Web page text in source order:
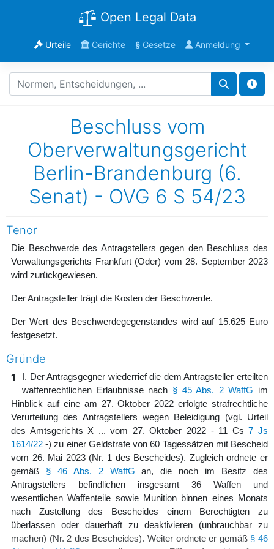
Open Legal Data
Urteile Gerichte §Gesetze Anmeldung
Beschluss vom
Oberverwaltungsgericht
Berlin-Brandenburg (6.
Senat) - OVG 6 S 54/23
Tenor
Die Beschwerde des Antragstellers gegen den Beschluss des
Verwaltungsgerichts Frankfurt (Oder) vom 28. September 2023
wird zurückgewiesen.
Der Antragsteller trägt die Kosten der Beschwerde.
Der Wert des Beschwerdegegenstandes wird auf 15.625 Euro
festgesetzt.
Gründe
1
I. Der Antragsgegner wiederrief die dem Antragsteller erteilten
waffenrechtlichen Erlaubnisse nach § 45 Abs. 2 WaffG im
Hinblick auf eine am 27. Oktober 2022 erfolgte strafrechtliche
Verurteilung des Antragstellers wegen Beleidigung (vgl. Urteil
des Amtsgerichts X ... vom 27. Oktober 2022 - 11 Cs7 Js
1614/22 -) zu einer Geldstrafe von 60 Tagessätzen mit Bescheid
vom 26. Mai 2023 (Nr. 1 des Bescheides). Zugleich ordnete er
gemäß § 46 Abs. 2 WaffG an, die noch im Besitz des
Antragstellers befindlichen insgesamt 36 Waffen und
wesentlichen Waffenteile sowie Munition binnen eines Monats
nach Zustellung des Bescheides einem Berechtigten zu
überlassen oder dauerhaft zu deaktivieren (unbrauchbar zu
machen) (Nr. 2 des Bescheides). Weiter ordnete er gemäß § 46